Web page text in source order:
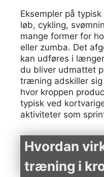
Eksempler på
løb, cykling,
mange former for
eller zumba. Det
kan udføres i
du bliver udmattet
træning adskiller
hvor kroppen
typisk ved
aktiviteter som
Hvordan
træning i